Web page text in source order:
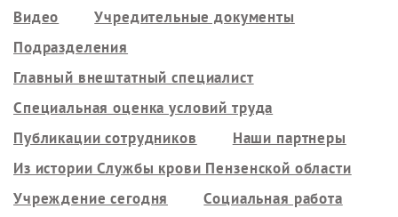
Видео
Учредительные документы
Подразделения
Главный внештатный специалист
Специальная оценка условий труда
Публикации сотрудников
Наши партнеры
Из истории Службы крови Пензенской области
Учреждение сегодня
Социальная работа